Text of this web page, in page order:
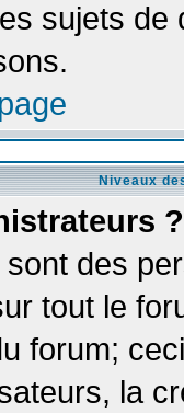
sujets
Niveaux
?
des
tout le
forum;
la